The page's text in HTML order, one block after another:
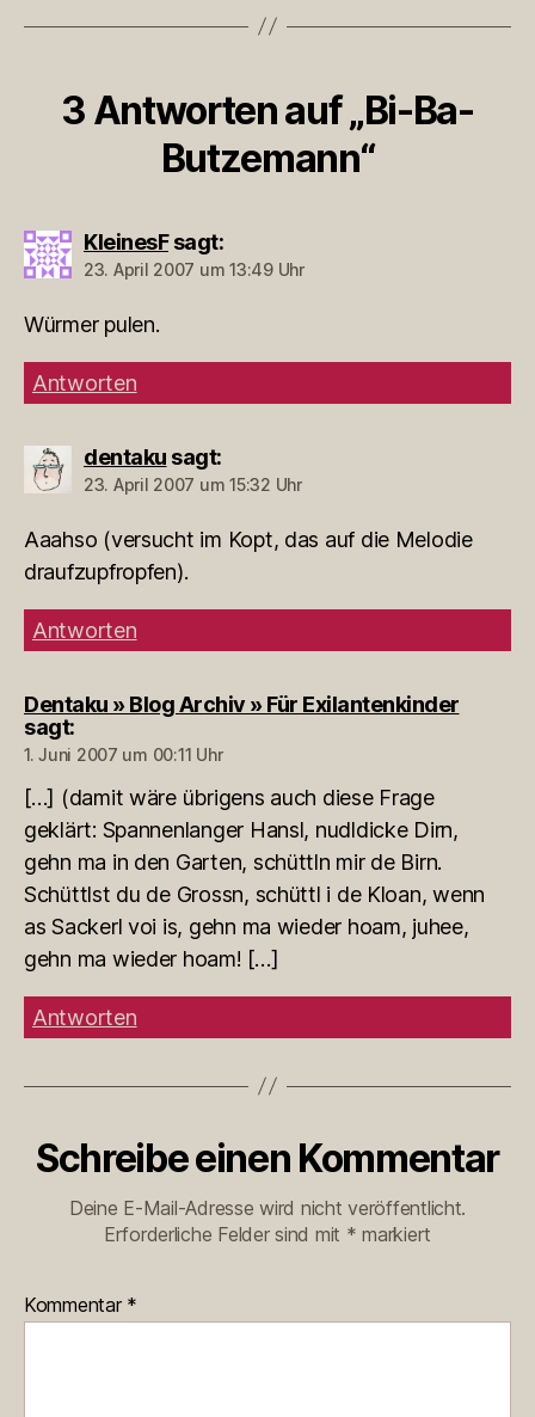
3 Antworten auf „Bi-Ba-
Butzemann“
KleinesF sagt:
23. April 2007 um 13:49 Uhr
Würmer pulen.
Antworten
dentaku sagt:
23. April 2007 um 15:32 Uhr
Aaahso (versucht im Kopt, das auf die Melodie
draufzupfropfen).
Antworten
Dentaku » Blog Archiv » Für Exilantenkinder
sagt:
1. Juni 2007 um 00:11 Uhr
[…] (damit wäre übrigens auch diese Frage
geklärt: Spannenlanger Hansl, nudldicke Dirn,
gehn ma in den Garten, schüttln mir de Birn.
Schüttlst du de Grossn, schüttl i de Kloan, wenn
as Sackerl voi is, gehn ma wieder hoam, juhee,
gehn ma wieder hoam! […]
Antworten
Schreibe einen Kommentar
Deine E-Mail-Adresse wird nicht veröffentlicht.
Erforderliche Felder sind mit * markiert
Kommentar *